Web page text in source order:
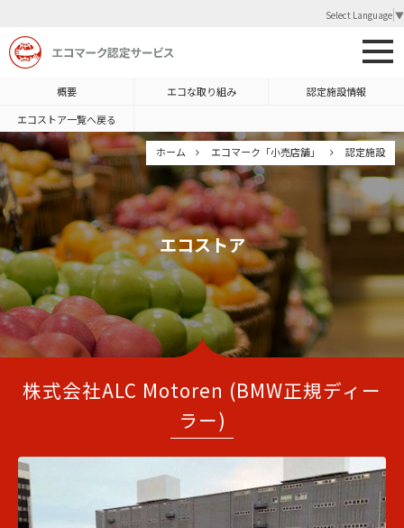
Select Language ▼
概要 エコな取り組み
認定施設情報
エコストア一覧へ戻る
エコストア
ホーム エコマーク「小売店舗」 認定施設
株式会社ALC Motoren (BMW正規ディー
ラー)